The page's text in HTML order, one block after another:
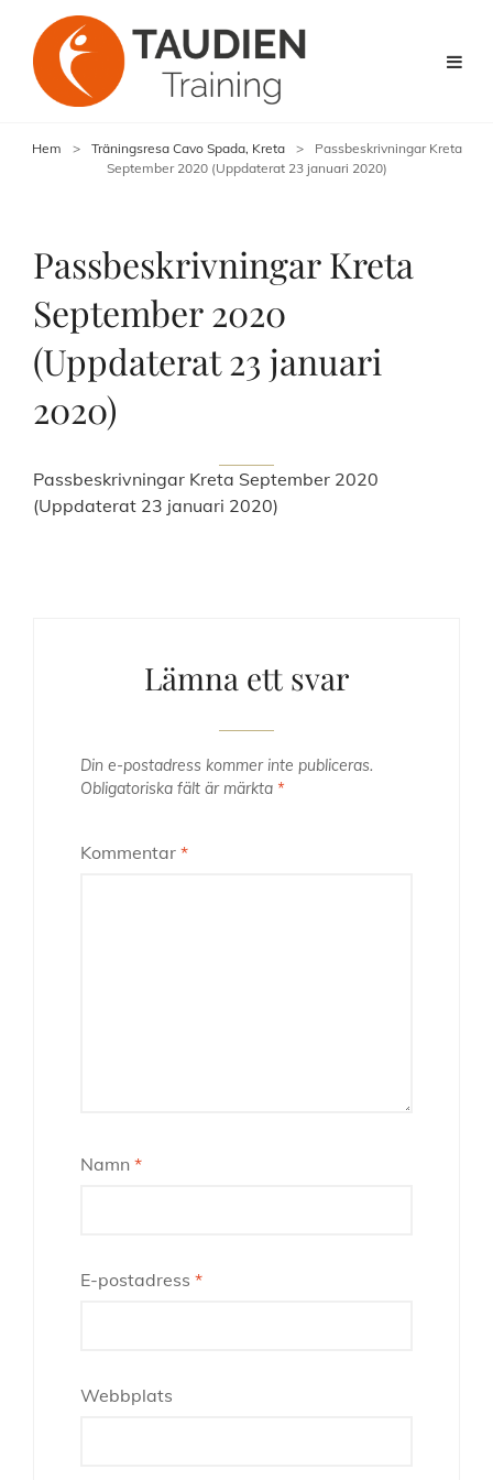
Hem > Träningsresa Cavo Spada, Kreta >
Passbeskrivningar Kreta
September 2020 (Uppdaterat 23 januari 2020)
Passbeskrivningar Kreta
September 2020
(Uppdaterat 23 januari
2020)
Passbeskrivningar Kreta September 2020
(Uppdaterat 23 januari 2020)
Lämna ett svar
Din e-postadress kommer inte publiceras.
Obligatoriska fält är märkta *
Kommentar *
Namn *
E-postadress *
Webbplats